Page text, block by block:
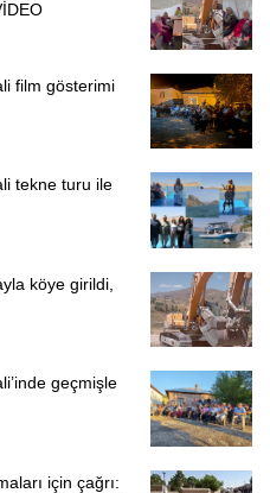
film gösterimi
tekne turu ile
köye girildi,
geçmişle
için çağrı: